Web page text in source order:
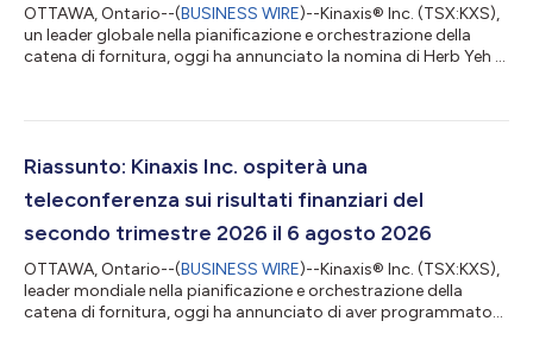
OTTAWA, Ontario--(BUSINESS WIRE)--Kinaxis® Inc. (TSX:KXS),
un leader globale nella pianificazione e orchestrazione della
catena di fornitura, oggi ha annunciato la nomina di Herb Yeh ai
operazioni di strategia aziendale e dell’organizzazione
Contabilità, Rapporti con gli investitori, Strategia aziendale e
Riassunto: Kinaxis Inc. ospiterà una
teleconferenza sui risultati finanziari del
secondo trimestre 2026 il 6 agosto 2026
OTTAWA, Ontario--(BUSINESS WIRE)--Kinaxis® Inc. (TSX:KXS),
leader mondiale nella pianificazione e orchestrazione della
catena di fornitura, oggi ha annunciato di aver programmato